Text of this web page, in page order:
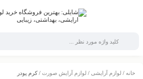
خانه / لوازم آرایشی / لوازم آرایش صورت / کرم پودر